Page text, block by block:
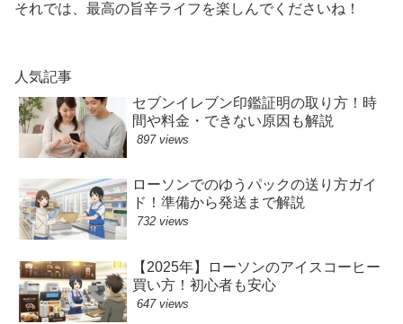
それでは、最高の旨辛ライフを楽しんでくださいね！
人気記事
セブンイレブン印鑑証明の取り方！時
間や料金・できない原因も解説
897 views
ローソンでのゆうパックの送り方ガイ
ド！準備から発送まで解説
732 views
【2025年】ローソンのアイスコーヒー
買い方！初心者も安心
647 views